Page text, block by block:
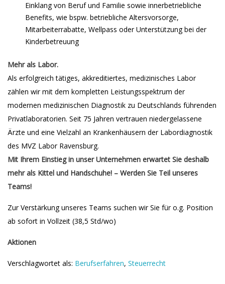
Einklang von Beruf und Familie sowie innerbetriebliche
Benefits, wie bspw. betriebliche Altersvorsorge,
Mitarbeiterrabatte, Wellpass oder Unterstützung bei der
Kinderbetreuung
Mehr als Labor.
Als erfolgreich tätiges, akkreditiertes, medizinisches Labor
zählen wir mit dem kompletten Leistungsspektrum der
modernen medizinischen Diagnostik zu Deutschlands führenden
Privatlaboratorien. Seit 75 Jahren vertrauen niedergelassene
Ärzte und eine Vielzahl an Krankenhäusern der Labordiagnostik
des MVZ Labor Ravensburg.
Mit Ihrem Einstieg in unser Unternehmen erwartet Sie deshalb
mehr als Kittel und Handschuhe! – Werden Sie Teil unseres
Teams!
Zur Verstärkung unseres Teams suchen wir Sie für o.g. Position
ab sofort in Vollzeit (38,5 Std/wo)
Aktionen
Verschlagwortet als: Berufserfahren, Steuerrecht